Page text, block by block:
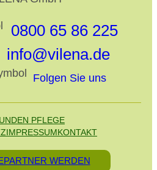
0800 65 86 225
info@vilena.de
Folgen Sie uns
PFLEGE
IMPRESSUMKONTAKT
WERDEN